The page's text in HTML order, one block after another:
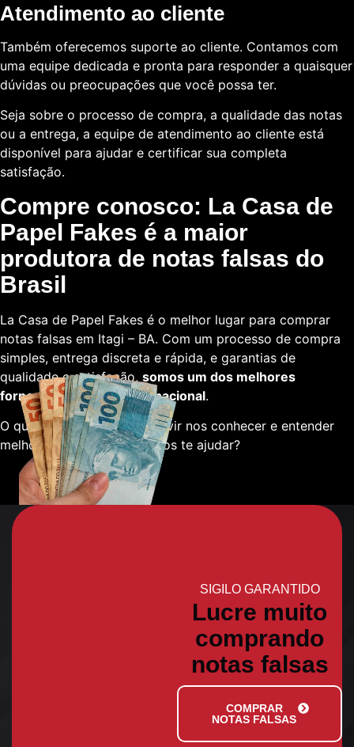
Atendimento ao cliente
Também oferecemos suporte ao cliente. Contamos com
uma equipe dedicada e pronta para responder a quaisquer
dúvidas ou preocupações que você possa ter.
Seja sobre o processo de compra, a qualidade das notas
ou a entrega, a equipe de atendimento ao cliente está
disponível para ajudar e certificar sua completa
satisfação.
Compre conosco: La Casa de
Papel Fakes é a maior
produtora de notas falsas do
Brasil
La Casa de Papel Fakes é o melhor lugar para comprar
notas falsas em Itagi – BA. Com um processo de compra
simples, entrega discreta e rápida, e garantias de
qualidade e satisfação, somos um dos melhores
fornecedores em escala nacional.
O que está esperando para vir nos conhecer e entender
melhor sobre como podemos te ajudar?
SIGILO GARANTIDO
Lucre muito
comprando
notas falsas
COMPRAR
NOTAS FALSAS